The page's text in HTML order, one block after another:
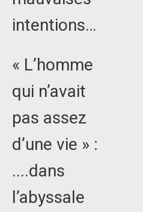
intentions…
« L’homme
qui n’avait
pas assez
d’une vie » :
....dans
l’abyssale